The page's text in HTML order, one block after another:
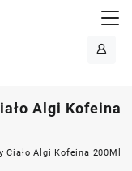
Algi Kofeina
Algi Kofeina 200Ml